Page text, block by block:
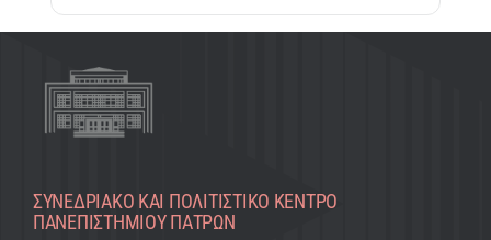
ΣΥΝΕΔΡΙΑΚΌ ΚΑΙ ΠΟΛΙΤΙΣΤΙΚΌ KΈΝΤΡΟ
ΠΑΝΕΠΙΣΤΗΜΊΟΥ ΠΑΤΡΏΝ